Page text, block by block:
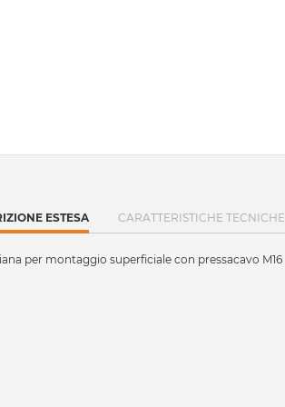
ESTESA CARATTERISTICHE TECNICHE
per montaggio superficiale con pressacavo M16